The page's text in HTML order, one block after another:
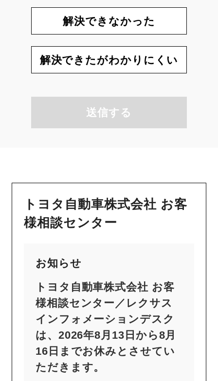
解決できなかった
解決できたがわかりにくい
送信する
トヨタ自動車株式会社 お客
様相談センター
お知らせ
トヨタ自動車株式会社 お客
様相談センター／レクサス
インフォメーションデスク
は、2026年8月13日から8月
16日までお休みとさせてい
ただきます。